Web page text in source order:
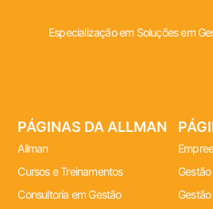
Especialização em Soluções em
PÁGINAS DA ALLMAN
Allman
Cursos e Treinamentos
Consultoria em Gestão